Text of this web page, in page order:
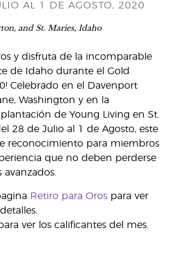
AL 1 DE AGOSTO, 2020
and St. Maries, Idaho
y disfruta de la incomparable
de Idaho durante el Gold
Celebrado en el Davenport
Washington y en la
de Young Living en St.
28 de Julio al 1 de Agosto, este
reconocimiento para miembros
que no deben perderse
avanzados.
Retiro para Oros para ver
ver los calificantes del mes.